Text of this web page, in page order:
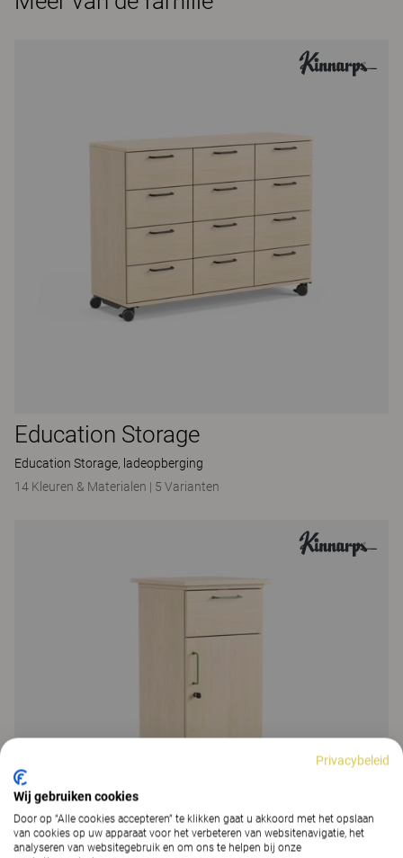
Education Storage
Education Storage, ladeopberging
14 Kleuren & Materialen | 5 Varianten
Privacybeleid
Wij gebruiken cookies
Door op “Alle cookies accepteren” te klikken gaat u akkoord met het opslaan
van cookies op uw apparaat voor het verbeteren van websitenavigatie, het
analyseren van websitegebruik en om ons te helpen bij onze